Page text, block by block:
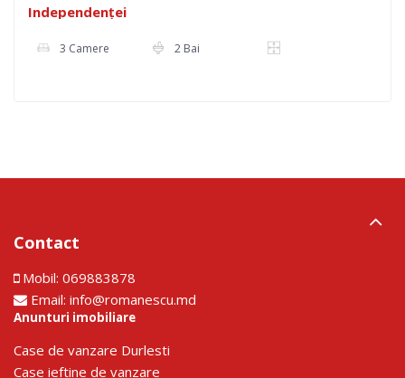
Independenței
3 Camere 2 Bai
Contact
Mobil: 069883878
Email: info@romanescu.md
Anunturi imobiliare
Сase de vanzare Durlesti
Сase ieftine de vanzare